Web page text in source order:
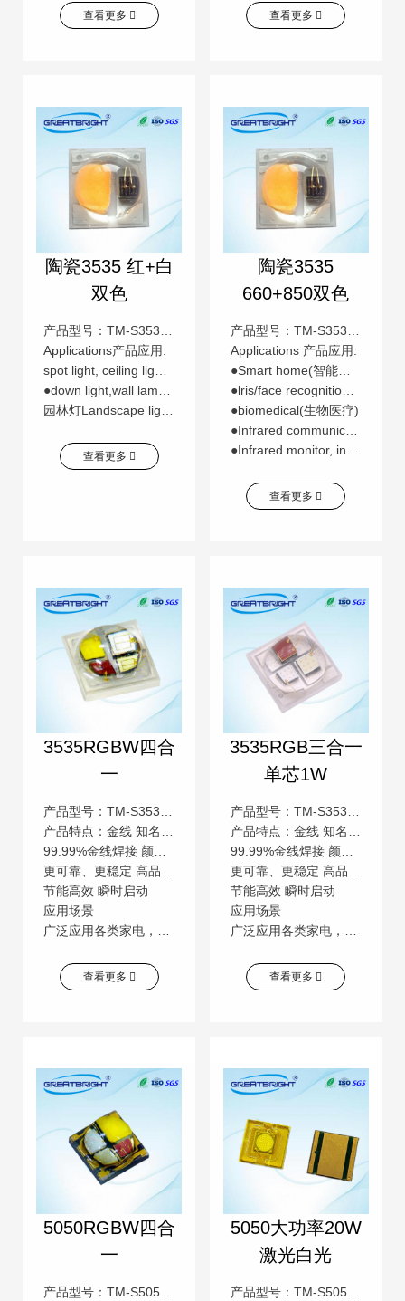
查看更多 查看更多
陶瓷3535 红+白
双色
产品型号：TM-S3535R620S65K-E
Applications产品应用:
spot light, ceiling light 天花灯，球泡灯
●down light,wall lamp，garden light 投光灯，洗墙灯，
园林灯Landscape lighting,lighting engineering 景观照明，亮化工程
查看更多
陶瓷3535
660+850双色
产品型号：TM-S3535S660S850-E
Applications 产品应用:
●Smart home(智能家居)
●lris/face recognition(虹膜/人脸辨识)
●biomedical(生物医疗)
●Infrared communication(红外光通信)
●Infrared monitor, infrared therapy(红外监控器，红外治疗仪)
查看更多
3535RGBW四合
一
产品型号：TM-S3535RGBW-E
产品特点：金线 知名芯片 低压直流
99.99%金线焊接 颜色一致性高 低压直流操作
更可靠、更稳定 高品质，高流明 更安全
节能高效 瞬时启动
应用场景
广泛应用各类家电，电子产品、照明灯饰、数码产品、汽车电子、通信交通指示、城市亮化工程的相关产业
查看更多
3535RGB三合一
单芯1W
产品型号：TM-S3535RGB3W-E
产品特点：金线 知名芯片 低压直流
99.99%金线焊接 颜色一致性高 低压直流操作
更可靠、更稳定 高品质，高流明 更安全
节能高效 瞬时启动
应用场景
广泛应用各类家电，电子产品、照明灯饰、数码产品、汽车电子、通信交通指示、城市亮化工程的相关产业
查看更多
5050RGBW四合
一
5050大功率20W
激光白光
产品型号：TM-S5050W20WRH-E